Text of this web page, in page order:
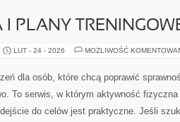
PLANY
LUT - 24 - 2026 MOŻLIWOŚĆ
dla osób, które chcą poprawić
To serwis, w którym aktywność fizyczna
do celów jest praktyczne. Jeśli